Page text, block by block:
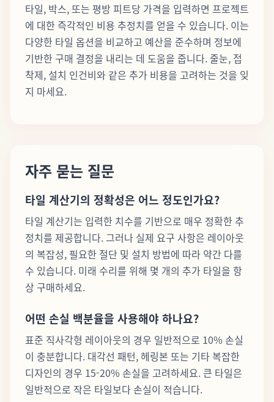
타일, 박스, 또는 평방 피트당 가격을 입력하면 프로젝트
에 대한 즉각적인 비용 추정치를 얻을 수 있습니다. 이는
다양한 타일 옵션을 비교하고 예산을 준수하며 정보에
기반한 구매 결정을 내리는 데 도움을 줍니다. 줄눈, 접
착제, 설치 인건비와 같은 추가 비용을 고려하는 것을 잊
지 마세요.
자주 묻는 질문
타일 계산기의 정확성은 어느 정도인가요?
타일 계산기는 입력한 치수를 기반으로 매우 정확한 추
정치를 제공합니다. 그러나 실제 요구 사항은 레이아웃
의 복잡성, 필요한 절단 및 설치 방법에 따라 약간 다를
수 있습니다. 미래 수리를 위해 몇 개의 추가 타일을 항
상 구매하세요.
어떤 손실 백분율을 사용해야 하나요?
표준 직사각형 레이아웃의 경우 일반적으로 10% 손실
이 충분합니다. 대각선 패턴, 헤링본 또는 기타 복잡한
디자인의 경우 15-20% 손실을 고려하세요. 큰 타일은
일반적으로 작은 타일보다 손실이 적습니다.